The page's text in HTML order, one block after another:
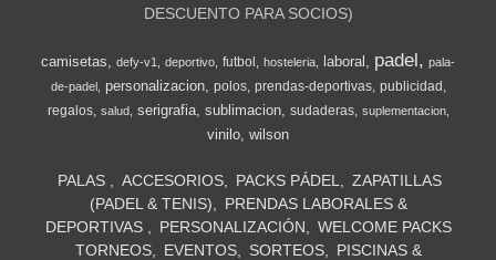
DESCUENTO PARA SOCIOS)
camisetas defy-v1 deportivo futbol hosteleria laboral padel
pala-
de-padel
personalizacion polos prendas-deportivas publicidad
regalos
salud serigrafia sublimacion sudaderas suplementacion
vinilo wilson
PALAS ACCESORIOS PACKS PÁDEL
ZAPATILLAS
(PADEL & TENIS)
PRENDAS LABORALES &
DEPORTIVAS
PERSONALIZACIÓN
WELCOME PACKS
TORNEOS
EVENTOS SORTEOS
PISCINAS &